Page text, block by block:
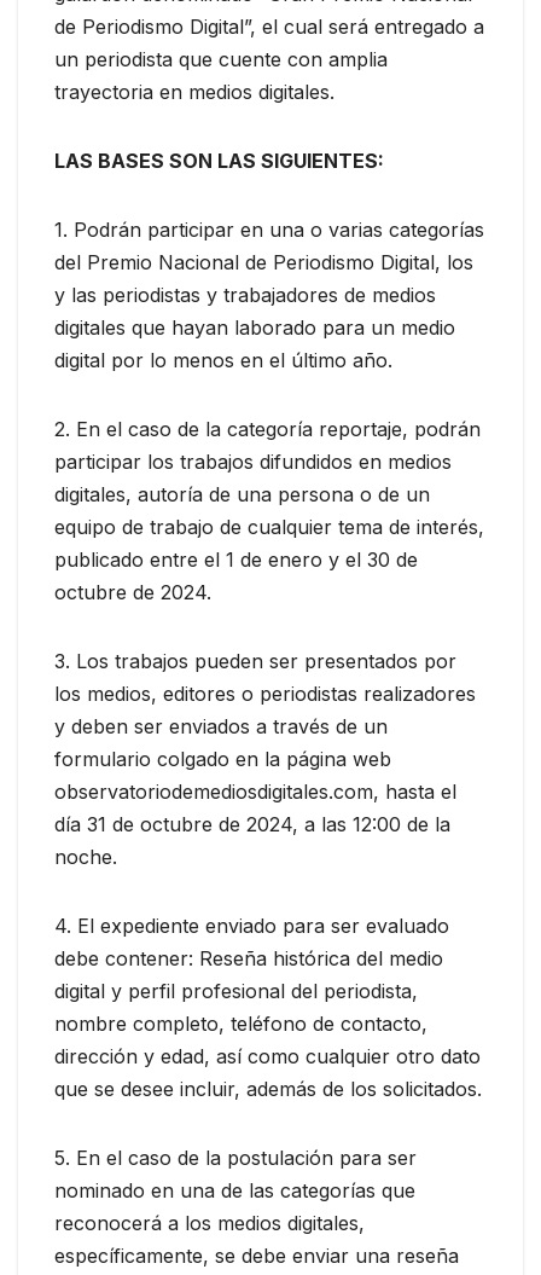
de Periodismo Digital”, el cual será entregado a
un periodista que cuente con amplia
trayectoria en medios digitales.
LAS BASES SON LAS SIGUIENTES:
1. Podrán participar en una o varias categorías
del Premio Nacional de Periodismo Digital, los
y las periodistas y trabajadores de medios
digitales que hayan laborado para un medio
digital por lo menos en el último año.
2. En el caso de la categoría reportaje, podrán
participar los trabajos difundidos en medios
digitales, autoría de una persona o de un
equipo de trabajo de cualquier tema de interés,
publicado entre el 1 de enero y el 30 de
octubre de 2024.
3. Los trabajos pueden ser presentados por
los medios, editores o periodistas realizadores
y deben ser enviados a través de un
formulario colgado en la página web
observatoriodemediosdigitales.com, hasta el
día 31 de octubre de 2024, a las 12:00 de la
noche.
4. El expediente enviado para ser evaluado
debe contener: Reseña histórica del medio
digital y perfil profesional del periodista,
nombre completo, teléfono de contacto,
dirección y edad, así como cualquier otro dato
que se desee incluir, además de los solicitados.
5. En el caso de la postulación para ser
nominado en una de las categorías que
reconocerá a los medios digitales,
específicamente, se debe enviar una reseña